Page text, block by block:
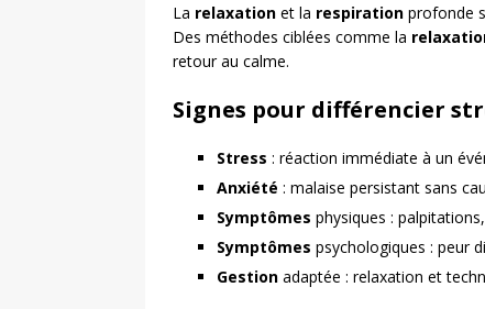
La relaxation et la respiration profonde
Des méthodes ciblées comme la
retour au calme.
Signes pour différencier
Stress : réaction immédiate à un
Anxiété : malaise persistant sans
Symptômes physiques :
Symptômes psychologiques : peur
Gestion adaptée : relaxation et